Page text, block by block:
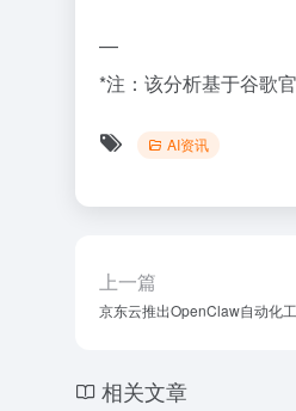
—
*注：该分析基于谷歌
AI资讯
上一篇
京东云推出OpenClaw自动化
相关文章